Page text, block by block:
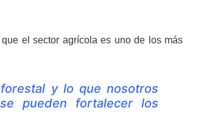
el sector agrícola es uno de los más
y lo que nosotros
pueden fortalecer los